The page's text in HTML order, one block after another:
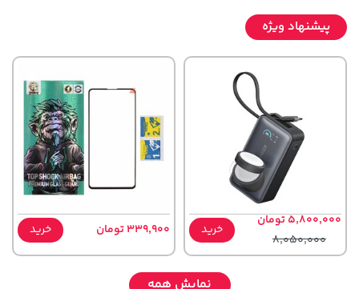
پیشنهاد ویژه
5,800,000 تومان
8,050,000
خرید 339,900 تومان خرید
نمایش همه